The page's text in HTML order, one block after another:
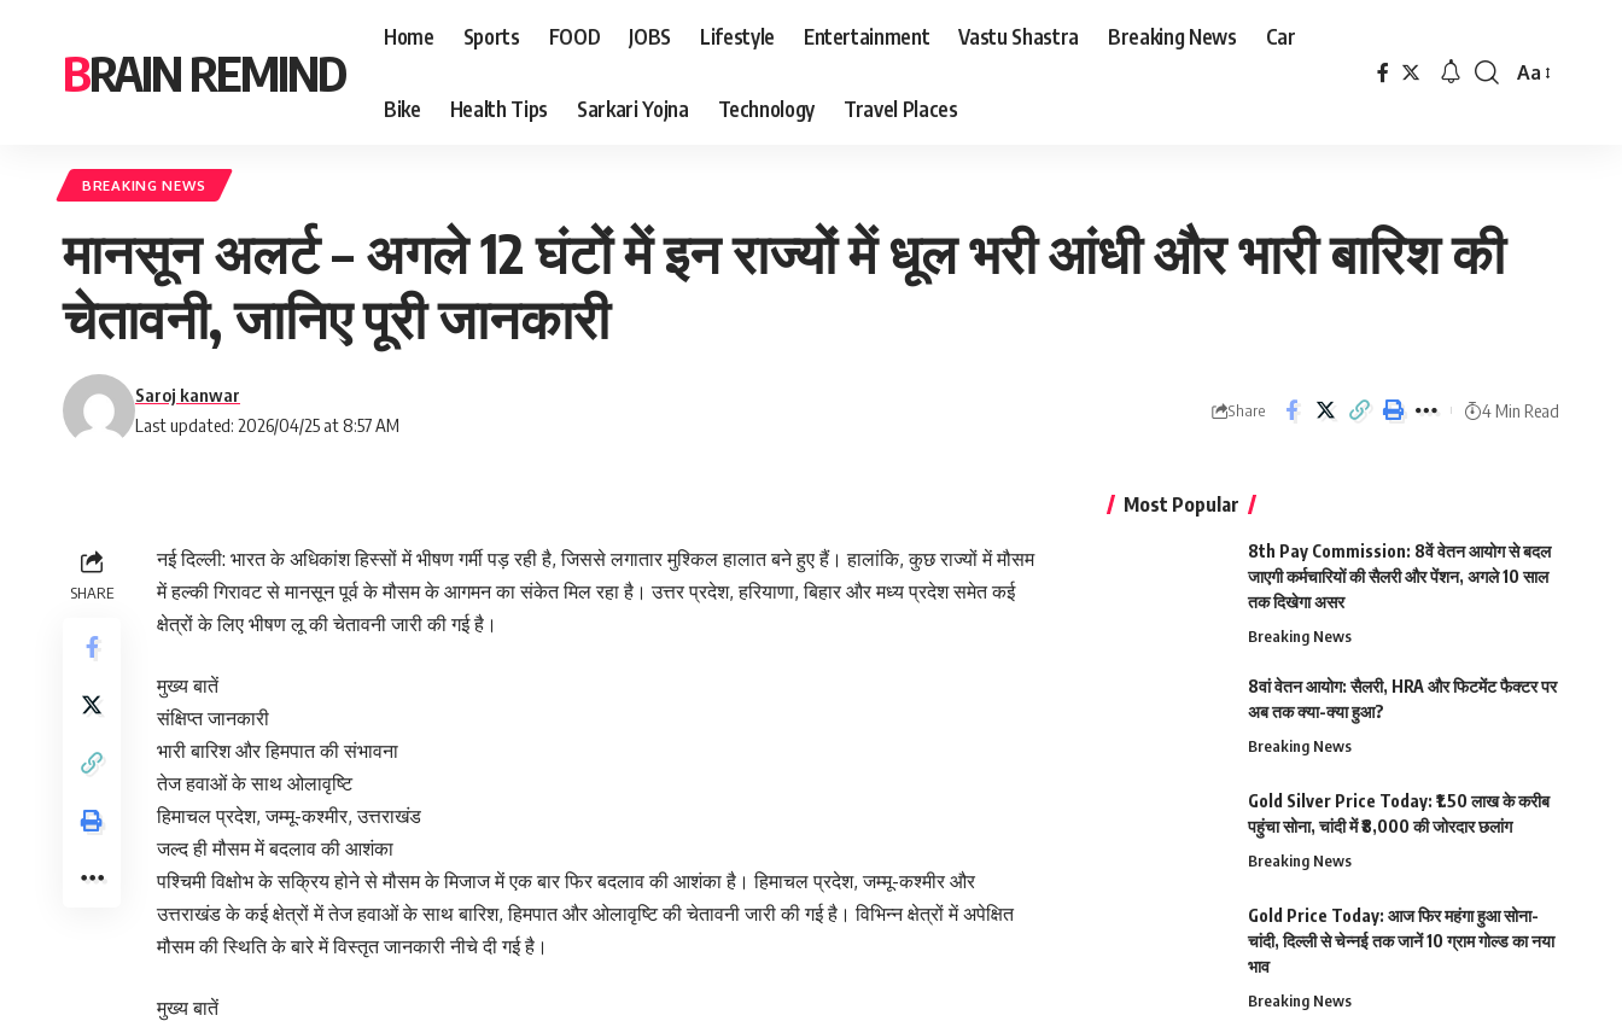
BRAIN REMIND
Home Sports FOOD JOBS Lifestyle Entertainment Vastu Shastra Breaking News Car
Bike Health Tips Sarkari Yojna Technology Travel Places
Font
Aa
BREAKING NEWS
मानसून अलर्ट – अगले 12 घंटों में इन राज्यों में धूल भरी आंधी और भारी बारिश की
चेतावनी, जानिए पूरी जानकारी
Last updated: 2026/04/25 at 8:57 AM
Saroj kanwar
Share 4 Min Read
SHARE
नई दिल्ली: भारत के अधिकांश हिस्सों में भीषण गर्मी पड़ रही है, जिससे लगातार मुश्किल हालात बने हुए हैं। हालांकि, कुछ राज्यों में मौसम
में हल्की गिरावट से मानसून पूर्व के मौसम के आगमन का संकेत मिल रहा है। उत्तर प्रदेश, हरियाणा, बिहार और मध्य प्रदेश समेत कई
क्षेत्रों के लिए भीषण लू की चेतावनी जारी की गई है।
मुख्य बातें
संक्षिप्त जानकारी
भारी बारिश और हिमपात की संभावना
तेज हवाओं के साथ ओलावृष्टि
हिमाचल प्रदेश, जम्मू-कश्मीर, उत्तराखंड
जल्द ही मौसम में बदलाव की आशंका
पश्चिमी विक्षोभ के सक्रिय होने से मौसम के मिजाज में एक बार फिर बदलाव की आशंका है। हिमाचल प्रदेश, जम्मू-कश्मीर और
उत्तराखंड के कई क्षेत्रों में तेज हवाओं के साथ बारिश, हिमपात और ओलावृष्टि की चेतावनी जारी की गई है। विभिन्न क्षेत्रों में अपेक्षित
मौसम की स्थिति के बारे में विस्तृत जानकारी नीचे दी गई है।
मुख्य बातें
Most Popular
8th Pay Commission: 8वें वेतन आयोग से बदल
जाएगी कर्मचारियों की सैलरी और पेंशन, अगले 10 साल
तक दिखेगा असर
Breaking News
8वां वेतन आयोग: सैलरी, HRA और फिटमेंट फैक्टर पर
अब तक क्या-क्या हुआ?
Breaking News
Gold Silver Price Today: ₹1.50 लाख के करीब
पहुंचा सोना, चांदी में ₹8,000 की जोरदार छलांग
Breaking News
Gold Price Today: आज फिर महंगा हुआ सोना-
चांदी, दिल्ली से चेन्नई तक जानें 10 ग्राम गोल्ड का नया
भाव
Breaking News